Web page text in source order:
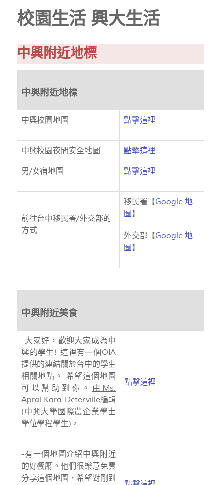
校園生活 興大生活
中興附近地標
中興附近地標
中興校園地圖 點擊這裡
中興校園夜間安全地圖 點擊這裡
男/女宿地圖 點擊這裡
前往台中移民署/外交部的
方式
移民署【Google 地
圖】
外交部【Google 地
圖】
中興附近美食
-大家好，歡迎大家成為中
興的學生! 這裡有一個OIA
提供的連結關於台中的學生
相關地點。 希望這個地圖
可以幫助到你。 由Ms.
Apral Kara Deterville編輯
(中興大學國際農企業學士
學位學程學生)。
點擊這裡
-有一個地圖介紹中興附近
的好餐廳。他們很樂意免費
分享這個地圖，希望對剛到